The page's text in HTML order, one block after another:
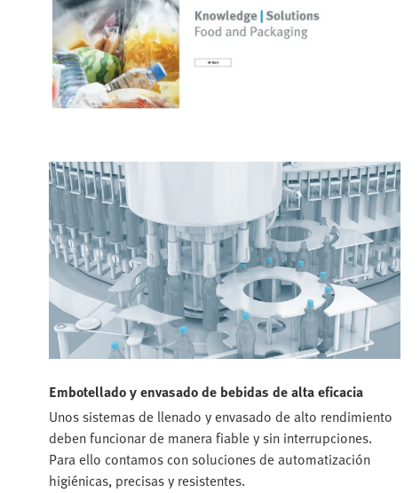
Embotellado y envasado de bebidas de alta eficacia
Unos sistemas de llenado y envasado de alto rendimiento
deben funcionar de manera fiable y sin interrupciones.
Para ello contamos con soluciones de automatización
higiénicas, precisas y resistentes.